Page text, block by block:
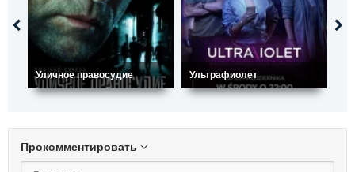
Уличное правосудие Ультрафиолет
Прокомментировать